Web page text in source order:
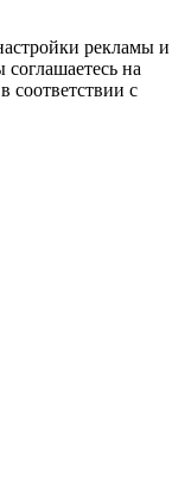
рекламы и
соглашаетесь на
соответствии с